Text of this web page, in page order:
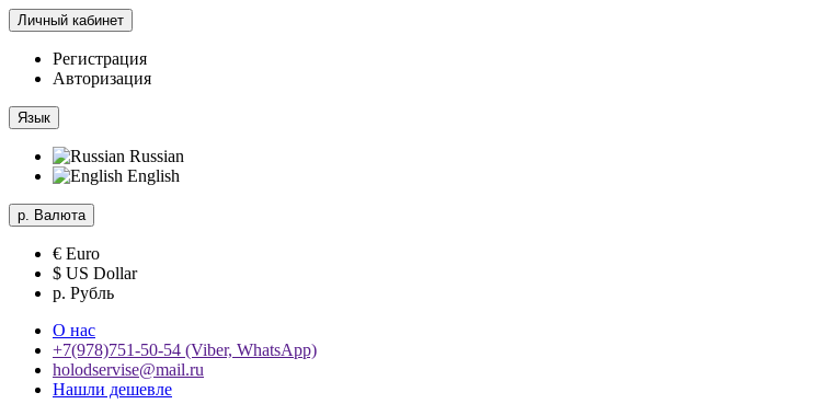
Личный кабинет
Регистрация
Авторизация
Язык
Russian
English
р. Валюта
€ Euro
$ US Dollar
р. Рубль
О нас
+7(978)751-50-54 (Viber, WhatsApp)
holodservise@mail.ru
Нашли дешевле